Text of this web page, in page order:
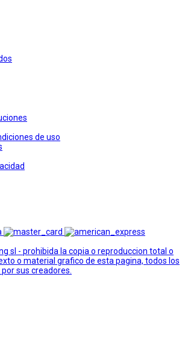
de uso
sl - prohibida la copia o reproduccion total o
o material grafico de esta pagina, todos los
sus creadores.